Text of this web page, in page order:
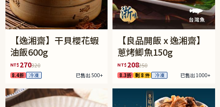
【逸湘齋】干貝櫻花蝦
油飯600g
NT$ 270320
8.4折 冷凍 已售出 500+
【良品開飯 x 逸湘齋】
蔥烤鯽魚150g
NT$ 208250
8.3折 剩 8 件 冷凍 已售出 1000+